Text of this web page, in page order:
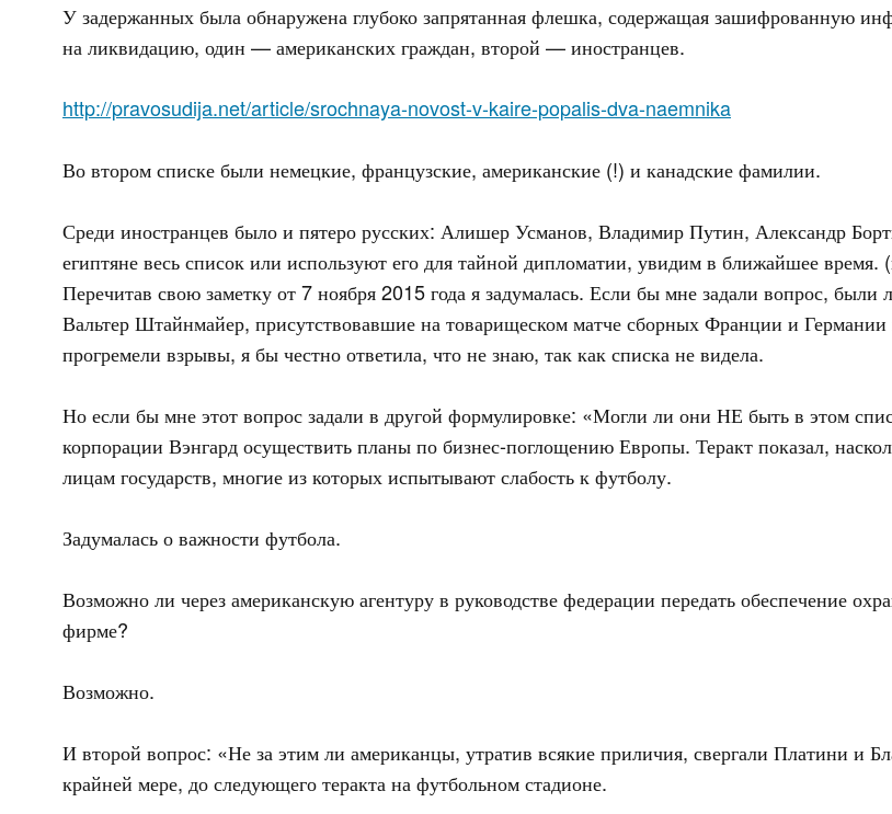
У задержанных была обнаружена глубоко запрятанная флешка, содержащая зашифрованную
на ликвидацию, один — американских граждан, второй — иностранцев.
http://pravosudija.net/article/srochnaya-novost-v-kaire-popalis-dva-naemnika
Во втором списке были немецкие, французские, американские (!) и канадские фамилии.
Среди иностранцев было и пятеро русских: Алишер Усманов, Владимир Путин, Александр
египтяне весь список или используют его для тайной дипломатии, увидим в ближайшее время.
Перечитав свою заметку от 7 ноября 2015 года я задумалась. Если бы мне задали вопрос,
Вальтер Штайнмайер, присутствовавшие на товарищеском матче сборных Франции и
прогремели взрывы, я бы честно ответила, что не знаю, так как списка не видела.
Но если бы мне этот вопрос задали в другой формулировке: «Могли ли они НЕ быть в этом
корпорации Вэнгард осуществить планы по бизнес-поглощению Европы. Теракт показал,
лицам государств, многие из которых испытывают слабость к футболу.
Задумалась о важности футбола.
Возможно ли через американскую агентуру в руководстве федерации передать обеспечение
фирме?
Возможно.
И второй вопрос: «Не за этим ли американцы, утратив всякие приличия, свергали Платини и
крайней мере, до следующего теракта на футбольном стадионе.